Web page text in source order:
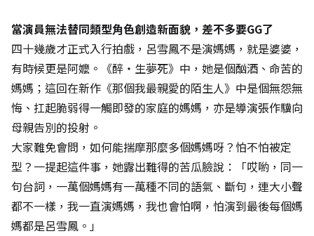
當演員無法替同類型角色創造新面貌，差不多要GG了
四十幾歲才正式入行拍戲，呂雪鳳不是演媽媽，就是婆婆，
有時候更是阿嬤。《醉‧生夢死》中，她是個酗酒、命苦的
媽媽；這回在新作《那個我最親愛的陌生人》中是個無怨無
悔、扛起脆弱得一觸即發的家庭的媽媽，亦是導演張作驥向
母親告別的投射。
大家難免會問，如何能揣摩那麼多個媽媽呀？怕不怕被定
型？一提起這件事，她露出難得的苦瓜臉說：「哎喲，同一
句台詞，一萬個媽媽有一萬種不同的語氣、斷句，連大小聲
都不一樣，我一直演媽媽，我也會怕啊，怕演到最後每個媽
媽都是呂雪鳳。」